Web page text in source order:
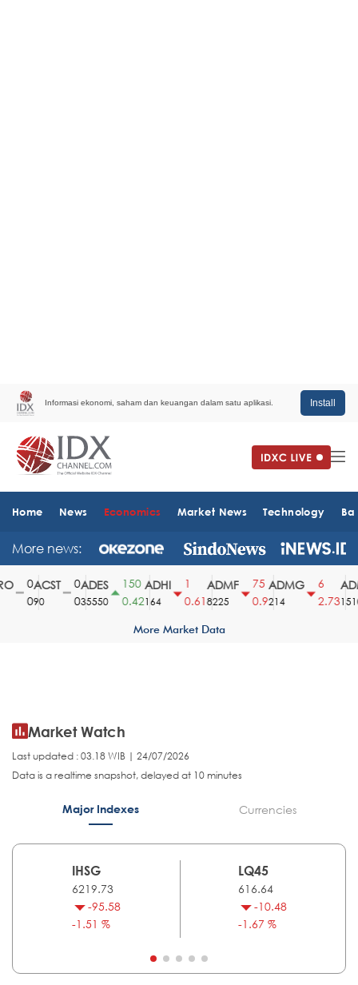
Informasi ekonomi, saham dan keuangan dalam satu aplikasi. Install
Home News Economics Market News Technology
More news:
ACST
90
ADES
35550
150
0.42
ADHI
164
0.61
ADMF
8225
75
0.9
ADMG
214
2.731510
More Market Data
Market Watch
Last updated : 03.18 WIB | 24/07/2026
Data is a realtime snapshot, delayed at 10 minutes
Major Indexes Currencies
IHSG
6219.73
-95.58
-1.51 %
LQ45
616.64
-10.48
-1.67 %